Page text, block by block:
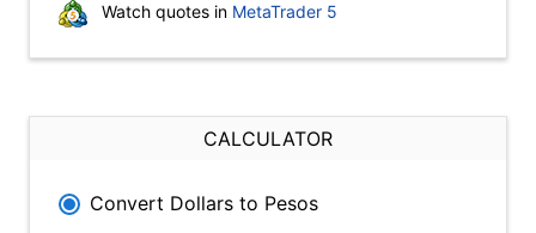
Watch quotes in MetaTrader 5
CALCULATOR
Convert Dollars to Pesos